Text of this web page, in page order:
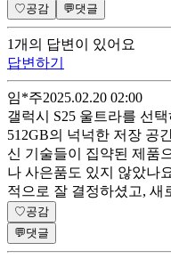
♡공감 💬댓글
1개 의 답변이 있어요
답변하기
임*주2025.02.20 02:00
갤럭시 S25 울트라를 선
512GB의 넉넉한 저장 공
신 기술들이 집약된 제품
나 사은품도 있지 않았나
적으로 잘 결정하셨고, 새
♡공감
💬댓글